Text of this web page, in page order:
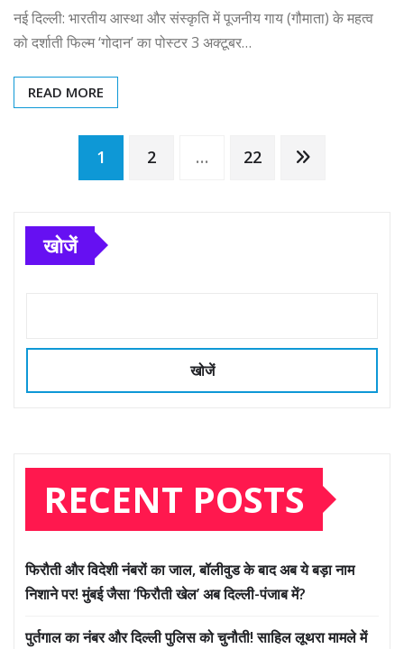
नई दिल्ली: भारतीय आस्था और संस्कृति में पूजनीय गाय (गौमाता) के महत्व
को दर्शाती फिल्म ‘गोदान’ का पोस्टर 3 अक्टूबर…
READ MORE
Posts
pagination
1 2 … 22
खोजें
खोजें
RECENT POSTS
फिरौती और विदेशी नंबरों का जाल, बॉलीवुड के बाद अब ये बड़ा नाम
निशाने पर! मुंबई जैसा ‘फिरौती खेल’ अब दिल्ली-पंजाब में?
पुर्तगाल का नंबर और दिल्ली पुलिस को चुनौती! साहिल लूथरा मामले में